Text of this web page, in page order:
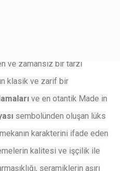
ve zamansız bir tarzı
klasik ve zarif bir
ve en otantik Made in
sembolünden oluşan lüks
karakterini ifade eden
kalitesi ve işçilik ile
seramiklerin aşırı